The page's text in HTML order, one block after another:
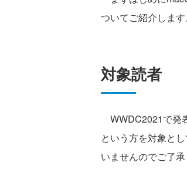
ついてご紹介します
対象読者
WWDC2021で発
という方を対象と
いませんのでご了承